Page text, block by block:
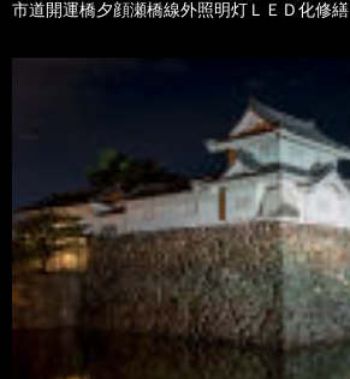
市道開運橋夕顔瀬橋線外照明灯ＬＥＤ化修繕